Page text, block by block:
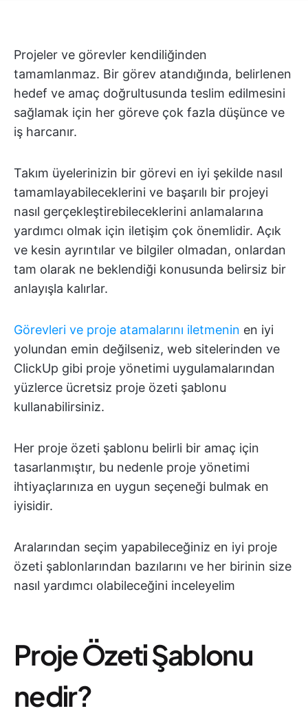
Projeler ve görevler kendiliğinden
tamamlanmaz. Bir görev atandığında, belirlenen
hedef ve amaç doğrultusunda teslim edilmesini
sağlamak için her göreve çok fazla düşünce ve
iş harcanır.
Takım üyelerinizin bir görevi en iyi şekilde nasıl
tamamlayabileceklerini ve başarılı bir projeyi
nasıl gerçekleştirebileceklerini anlamalarına
yardımcı olmak için iletişim çok önemlidir. Açık
ve kesin ayrıntılar ve bilgiler olmadan, onlardan
tam olarak ne beklendiği konusunda belirsiz bir
anlayışla kalırlar.
Görevleri ve proje atamalarını iletmenin en iyi
yolundan emin değilseniz, web sitelerinden ve
ClickUp gibi proje yönetimi uygulamalarından
yüzlerce ücretsiz proje özeti şablonu
kullanabilirsiniz.
Her proje özeti şablonu belirli bir amaç için
tasarlanmıştır, bu nedenle proje yönetimi
ihtiyaçlarınıza en uygun seçeneği bulmak en
iyisidir.
Aralarından seçim yapabileceğiniz en iyi proje
özeti şablonlarından bazılarını ve her birinin size
nasıl yardımcı olabileceğini inceleyelim
Proje Özeti Şablonu
nedir?